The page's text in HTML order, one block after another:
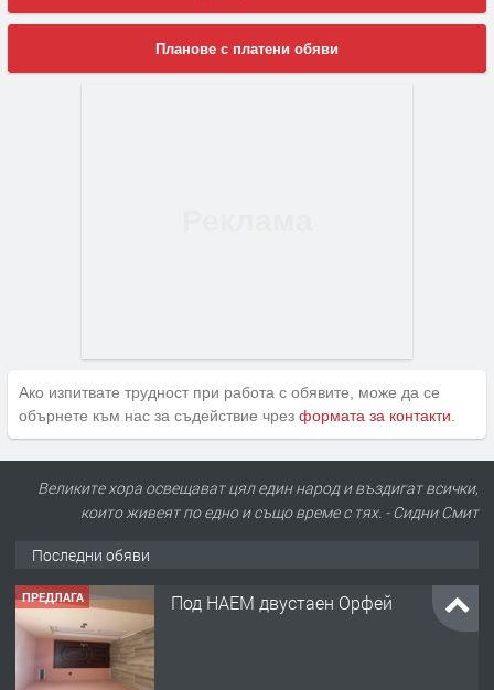
Планове с платени обяви
Ако изпитвате трудност при работа с обявите, може да се
обърнете към нас за съдействие чрез формата за контакти
Великите хора освещават цял един народ и въздигат всички,
които живеят по едно и също време с тях. - Сидни Смит
Последни обяви
ПРЕДЛАГА
Нов апартамент на ул. Липа до